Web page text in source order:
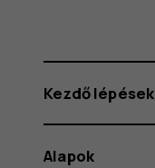
Kezdő lépések
Alapok